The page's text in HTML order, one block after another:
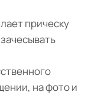
прическу
на фото и